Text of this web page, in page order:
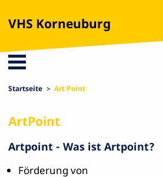
VHS Korneuburg
Startseite Art Point
ArtPoint
Artpoint - Was ist Artpoint?
Förderung von